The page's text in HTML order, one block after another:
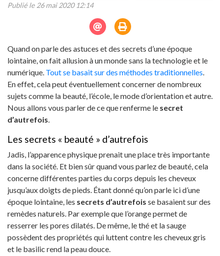
Publié le 26 mai 2020 12:14
Quand on parle des astuces et des secrets d’une époque
lointaine, on fait allusion à un monde sans la technologie et le
numérique. Tout se basait sur des méthodes traditionnelles
En effet, cela peut éventuellement concerner de nombreux
sujets comme la beauté, l’école, le mode d’orientation et autre.
Nous allons vous parler de ce que renferme le secret
d’autrefois
Les secrets « beauté » d’autrefois
Jadis, l’apparence physique prenait une place très importante
dans la société. Et bien sûr quand vous parlez de beauté, cela
concerne différentes parties du corps depuis les cheveux
jusqu’aux doigts de pieds. Étant donné qu’on parle ici d’une
époque lointaine, les secrets d’autrefois se basaient sur des
remèdes naturels. Par exemple que l’orange permet de
resserrer les pores dilatés. De même, le thé et la sauge
possèdent des propriétés qui luttent contre les cheveux gris
et le basilic rend la peau douce.